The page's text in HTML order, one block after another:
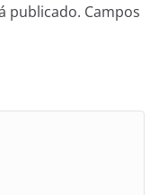
publicado. Campos